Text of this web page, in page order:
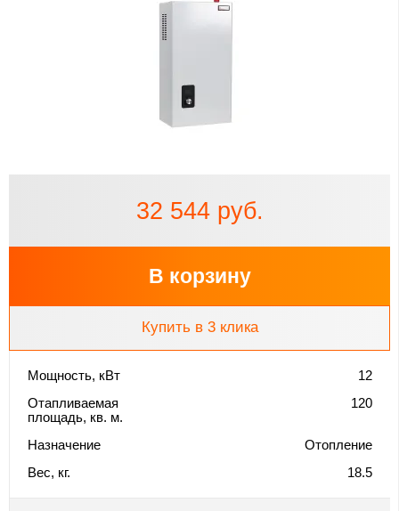
32 544 руб.
В корзину
Купить в 3 клика
Мощность, кВт
12
Отапливаемая
площадь, кв. м.
120
Назначение
Отопление
Вес, кг.
18.5